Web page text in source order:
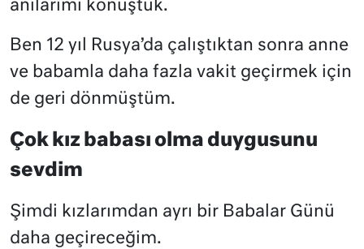
anılarımı konuştuk.
Ben 12 yıl Rusya’da çalıştıktan sonra anne
ve babamla daha fazla vakit geçirmek için
de geri dönmüştüm.
Çok kız babası olma duygusunu
sevdim
Şimdi kızlarımdan ayrı bir Babalar Günü
daha geçireceğim.